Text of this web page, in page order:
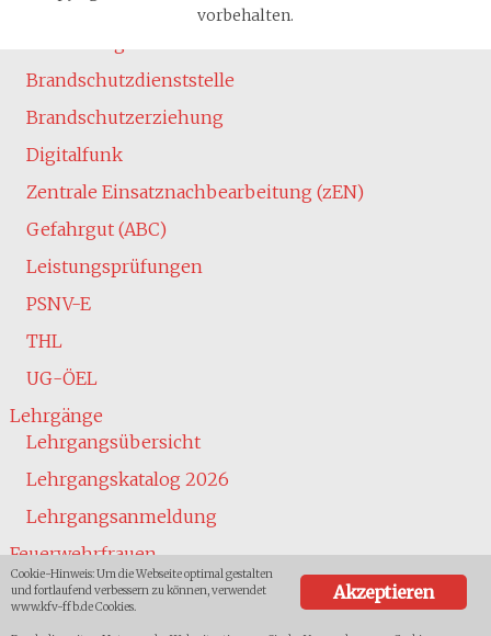
Atemschutz
Brandschutzdienststelle
Brandschutzerziehung
Digitalfunk
Zentrale Einsatznachbearbeitung (zEN)
Gefahrgut (ABC)
Leistungsprüfungen
PSNV-E
THL
UG-ÖEL
Lehrgänge
Lehrgangsübersicht
Lehrgangskatalog 2026
Lehrgangsanmeldung
Feuerwehrfrauen
Jugend
Übersicht
vorbehalten.
Akzeptieren
Cookie-Hinweis: Um die Webseite optimal gestalten
und fortlaufend verbessern zu können, verwendet
www.kfv-ffb.de Cookies.